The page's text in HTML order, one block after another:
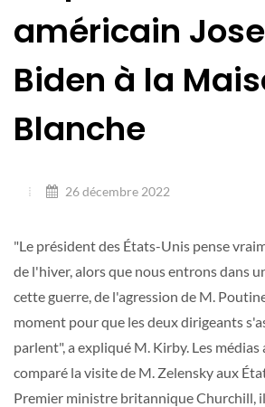
américain
Biden à la
Blanche
26 décembre 2022
"Le président des États-Unis pense
de l'hiver, alors que nous entrons dans
cette guerre, de l'agression de M.
moment pour que les deux dirigeants
parlent", a expliqué M. Kirby. Les
comparé la visite de M. Zelensky aux
Premier ministre britannique Churchill, il